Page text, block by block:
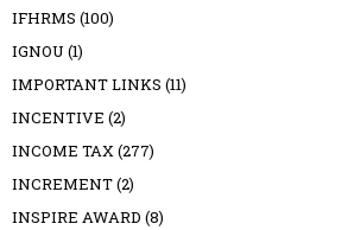
IFHRMS (100)
IGNOU (1)
IMPORTANT LINKS (11)
INCENTIVE (2)
INCOME TAX(277)
INCREMENT(2)
INSPIRE AWARD (8)